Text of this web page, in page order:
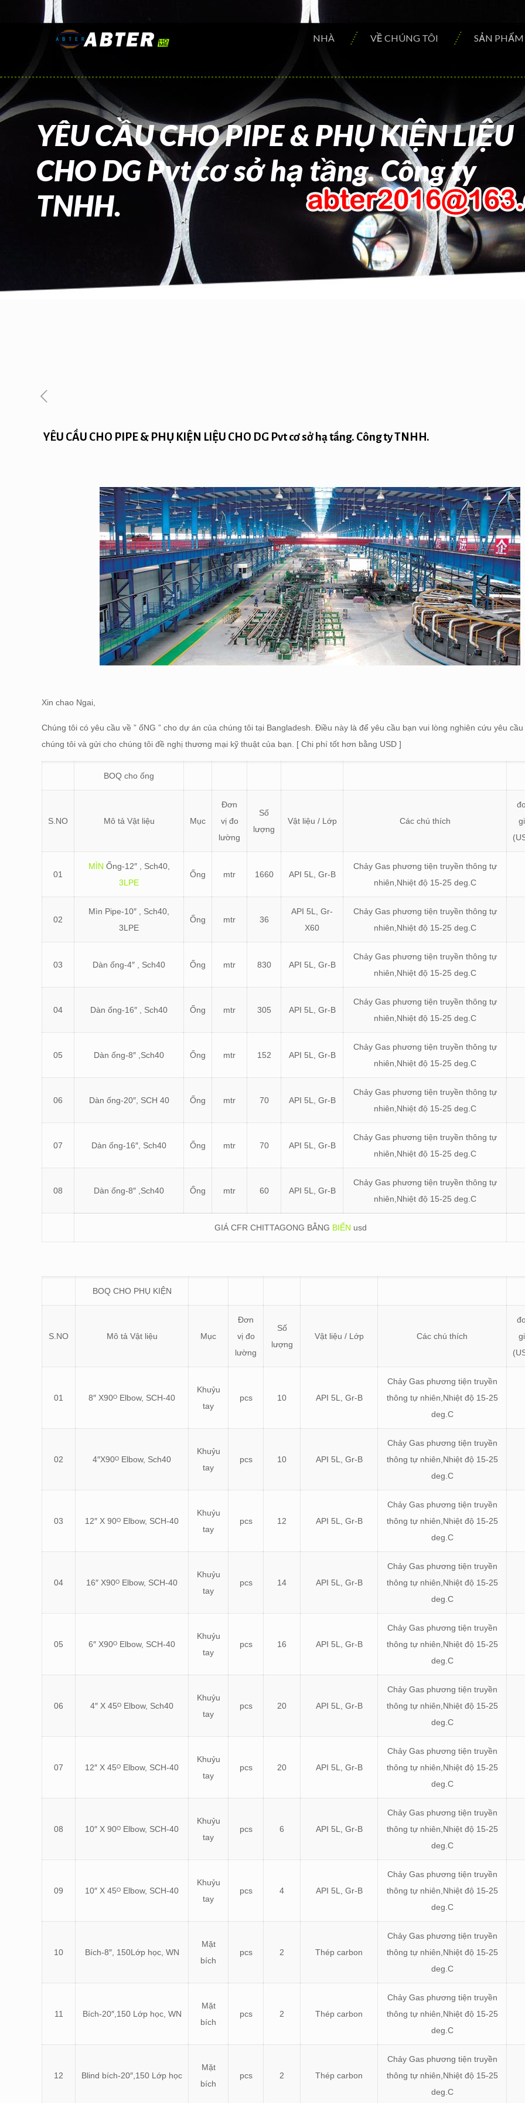
NHÀ VỀ CHÚNG TÔI SẢN PHẨM
YÊU CẦU CHO PIPE & PHỤ KIỆN LIỆU
CHO DG Pvt cơ sở hạ tầng. Công ty
TNHH.
YÊU CẦU CHO PIPE & PHỤ KIỆN LIỆU CHO DG Pvt cơ sở hạ tầng. Công ty TNHH.
Xin chao Ngai,
Chúng tôi có yêu cầu về ” ốNG ” cho dự án của chúng tôi tại Bangladesh. Điều này là để yêu cầu bạn vui lòng nghiên cứu yêu
chúng tôi và gửi cho chúng tôi đề nghị thương mại kỹ thuật của bạn. [ Chi phí tốt hơn bằng USD ]
BOQ cho ống
S.NO Mô tả Vật liệu Mục
Đơn
vị đo
lường
Số
lượng
Vật liệu / Lớp Các chú thích
01
MÌN Ống-12″ , Sch40,
3LPE
Ống mtr 1660 API 5L, Gr-B
Chảy Gas phương tiện truyền thông tự
nhiên,Nhiệt độ 15-25 deg.C
02
Mìn Pipe-10″ , Sch40,
3LPE
Ống mtr 36
API 5L, Gr-
X60
Chảy Gas phương tiện truyền thông tự
nhiên,Nhiệt độ 15-25 deg.C
03 Dàn ống-4″ , Sch40 Ống mtr 830 API 5L, Gr-B
Chảy Gas phương tiện truyền thông tự
nhiên,Nhiệt độ 15-25 deg.C
04 Dàn ống-16″ , Sch40 Ống mtr 305 API 5L, Gr-B
Chảy Gas phương tiện truyền thông tự
nhiên,Nhiệt độ 15-25 deg.C
05 Dàn ống-8″ ,Sch40 Ống mtr 152 API 5L, Gr-B
Chảy Gas phương tiện truyền thông tự
nhiên,Nhiệt độ 15-25 deg.C
06 Dàn ống-20″, SCH 40 Ống mtr 70 API 5L, Gr-B
Chảy Gas phương tiện truyền thông tự
nhiên,Nhiệt độ 15-25 deg.C
07 Dàn ống-16″, Sch40 Ống mtr 70 API 5L, Gr-B
Chảy Gas phương tiện truyền thông tự
nhiên,Nhiệt độ 15-25 deg.C
08 Dàn ống-8″ ,Sch40 Ống mtr 60 API 5L, Gr-B
Chảy Gas phương tiện truyền thông tự
nhiên,Nhiệt độ 15-25 deg.C
GIÁ CFR CHITTAGONG BẰNG BIỂN usd
BOQ CHO PHỤ KIỆN
S.NO Mô tả Vật liệu Mục
Đơn
vị đo
lường
Số
lượng
Vật liệu / Lớp Các chú thích
01 8″ X90ᴼ Elbow, SCH-40
Khuỷu
tay
pcs 10 API 5L, Gr-B
Chảy Gas phương tiện truyền
thông tự nhiên,Nhiệt độ 15-25
deg.C
02 4″X90ᴼ Elbow, Sch40
Khuỷu
tay
pcs 10 API 5L, Gr-B
Chảy Gas phương tiện truyền
thông tự nhiên,Nhiệt độ 15-25
deg.C
03 12″ X 90ᴼ Elbow, SCH-40
Khuỷu
tay
pcs 12 API 5L, Gr-B
Chảy Gas phương tiện truyền
thông tự nhiên,Nhiệt độ 15-25
deg.C
04 16″ X90ᴼ Elbow, SCH-40
Khuỷu
tay
pcs 14 API 5L, Gr-B
Chảy Gas phương tiện truyền
thông tự nhiên,Nhiệt độ 15-25
deg.C
05 6″ X90ᴼ Elbow, SCH-40
Khuỷu
tay
pcs 16 API 5L, Gr-B
Chảy Gas phương tiện truyền
thông tự nhiên,Nhiệt độ 15-25
deg.C
06 4″ X 45ᴼ Elbow, Sch40
Khuỷu
tay
pcs 20 API 5L, Gr-B
Chảy Gas phương tiện truyền
thông tự nhiên,Nhiệt độ 15-25
deg.C
07 12″ X 45ᴼ Elbow, SCH-40
Khuỷu
tay
pcs 20 API 5L, Gr-B
Chảy Gas phương tiện truyền
thông tự nhiên,Nhiệt độ 15-25
deg.C
08 10″ X 90ᴼ Elbow, SCH-40
Khuỷu
tay
pcs 6 API 5L, Gr-B
Chảy Gas phương tiện truyền
thông tự nhiên,Nhiệt độ 15-25
deg.C
09 10″ X 45ᴼ Elbow, SCH-40
Khuỷu
tay
pcs 4 API 5L, Gr-B
Chảy Gas phương tiện truyền
thông tự nhiên,Nhiệt độ 15-25
deg.C
10 Bích-8″, 150Lớp học, WN
Mặt
bích
pcs 2 Thép carbon
Chảy Gas phương tiện truyền
thông tự nhiên,Nhiệt độ 15-25
deg.C
11 Bích-20″,150 Lớp học, WN
Mặt
bích
pcs 2 Thép carbon
Chảy Gas phương tiện truyền
thông tự nhiên,Nhiệt độ 15-25
deg.C
12 Blind bích-20″,150 Lớp học
Mặt
bích
pcs 2 Thép carbon
Chảy Gas phương tiện truyền
thông tự nhiên,Nhiệt độ 15-25
deg.C